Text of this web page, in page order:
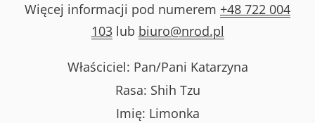
Więcej informacji pod numerem +48 722 004
103lub biuro@nrod.pl
Właściciel: Pan/Pani Katarzyna
Rasa: Shih Tzu
Imię: Limonka